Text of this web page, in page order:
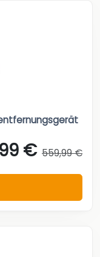
€ 559,99 €